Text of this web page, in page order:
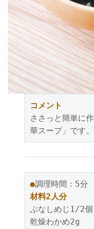
コメント
ささっと簡単に
華スープ」です。
●調理時間：5分
材料2人分
ぶなしめじ1/2個
乾燥わかめ2g